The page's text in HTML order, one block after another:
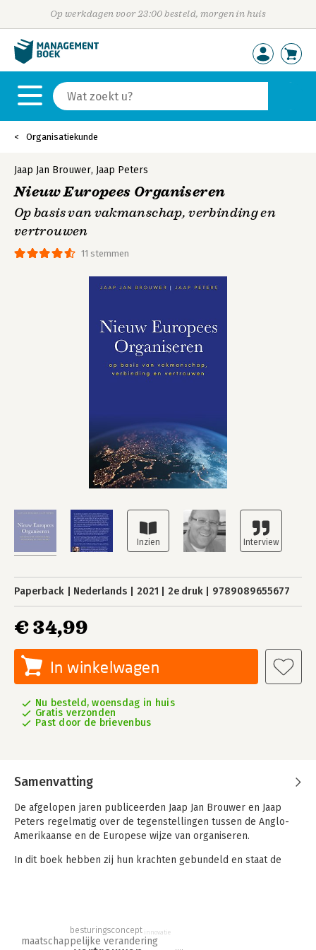
Op werkdagen voor 23:00 besteld, morgen in huis
Organisatiekunde
11 stemmen
Jaap Jan Brouwer, Jaap Peters
Nieuw Europees Organiseren
Op basis van vakmanschap, verbinding en
vertrouwen
Paperback Nederlands 2021 2e druk 9789089655677
€ 34,99
In winkelwagen
Nu besteld, woensdag in huis
Gratis verzonden
Past door de brievenbus
Samenvatting
De afgelopen jaren publiceerden Jaap Jan Brouwer en Jaap
Peters regelmatig over de tegenstellingen tussen de Anglo-
Amerikaanse en de Europese wijze van organiseren.
In dit boek hebben zij hun krachten gebundeld en staat de
van invulling van organisaties. Vanuit deze achtergrond, lopen
ze de verschillende organisatiethema’s in samenhang langs.
maatschappelijke verandering
besturingsconcept innovatie